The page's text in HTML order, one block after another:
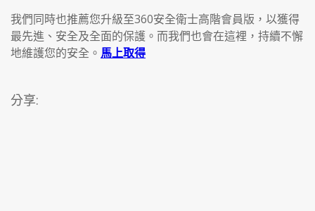
我們同時也推薦您升級至360安全衛士高階會員版，以獲得
最先進、安全及全面的保護。而我們也會在這裡，持續不懈
地維護您的安全。 馬上取得
分享: